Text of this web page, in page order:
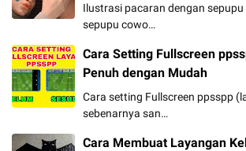
Ilustrasi pacaran dengan
sepupu cowo…
Cara Setting Fullscreen
Penuh dengan Mudah
Cara setting Fullscreen ppsspp
sebenarnya san…
Cara Membuat Layangan